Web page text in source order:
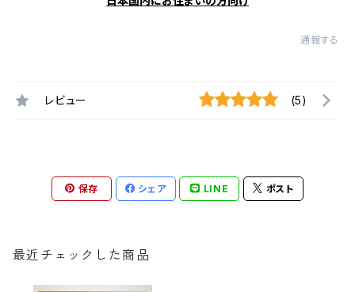
通報する
レビュー (5)
保存 シェア LINE ポスト
最近チェックした商品